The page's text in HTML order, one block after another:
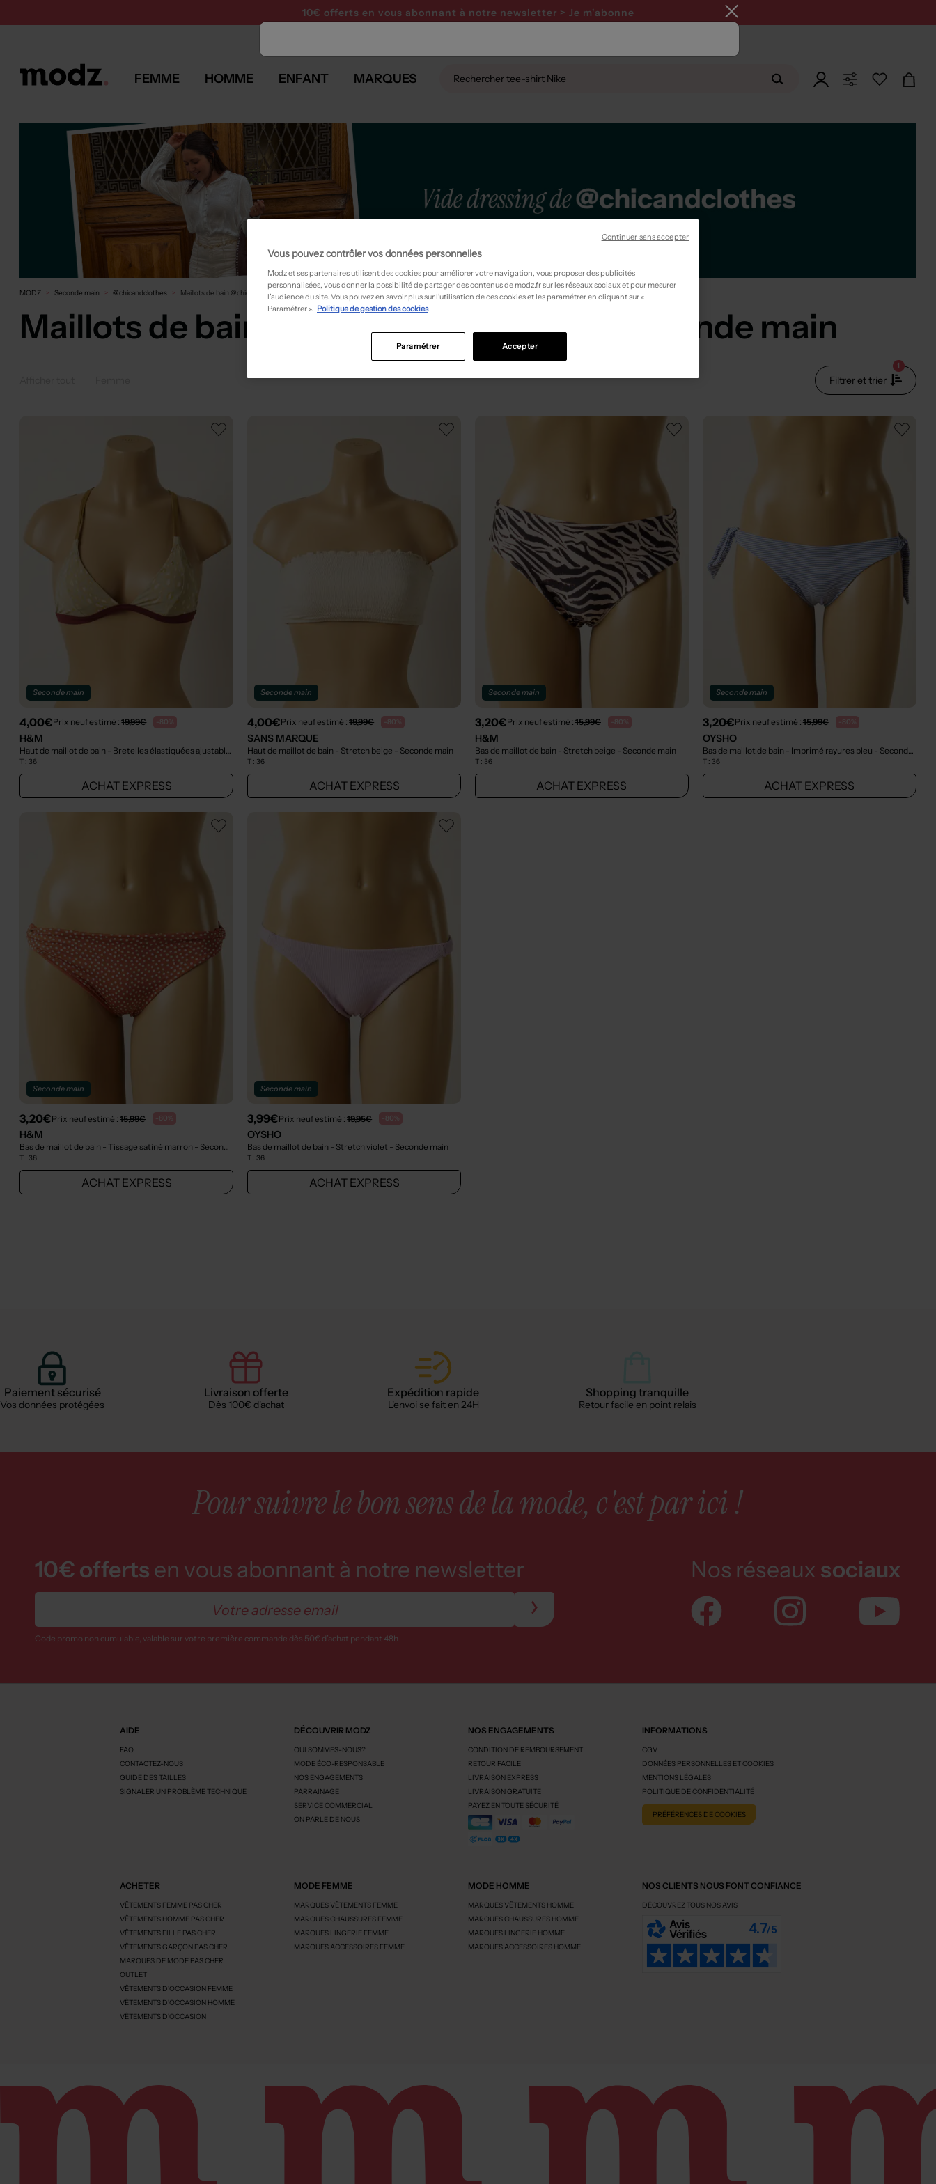
10€ offerts en vous abonnant à notre newsletter > Je m'abonne
FEMME HOMME ENFANT MARQUES
MODZ Seconde main @chicandclothes Maillots de bain @chicandclothes occasion
Maillots de bain de @chicandclothes - Seconde main
Filtrer et trier
1
Seconde main
4,00€Prix neuf estimé :19,99€ -80%
H&M
- Seconde main
T :36
ACHAT EXPRESS
Seconde main
4,00€Prix neuf estimé :19,99€ -80%
SANS MARQUE
Haut de maillot de bain - Stretch beige - Seconde main
T :36
ACHAT EXPRESS
Seconde main
3,20€Prix neuf estimé : 15,99€ -80%
H&M
Bas de maillot de bain - Stretch beige - Seconde main
T : 36
ACHAT EXPRESS
Seconde main
3,20€Prix neuf estimé : 15,99€ -80%
OYSHO
Bas de maillot de bain - Imprimé rayures bleu - Seconde main
T : 36
ACHAT EXPRESS
Seconde main
3,20€Prix neuf estimé :15,99€ -80%
H&M
Bas de maillot de bain - Tissage satiné marron - Seconde main
T :36
ACHAT EXPRESS
Seconde main
3,99€Prix neuf estimé :19,95€ -80%
OYSHO
Bas de maillot de bain - Stretch violet - Seconde main
T :36
ACHAT EXPRESS
Paiement sécurisé
Vos données protégées
Livraison offerte
Dès 100€ d'achat
Expédition rapide
L'envoi se fait en 24H
Shopping tranquille
Retour facile en point relais
Pour suivre le bon sens de la mode, c'est par ici !
10€ offerts en vous abonnant à notre newsletter
Code promo non cumulable, valable sur votre première commande dès 50€ d’achat pendant 48h
Nos réseaux sociaux
AIDE
FAQ
CONTACTEZ-NOUS
GUIDE DES TAILLES
SIGNALER UN PROBLÈME TECHNIQUE
DÉCOUVRIR MODZ
QUI SOMMES-NOUS?
MODE ÉCO-RESPONSABLE
NOS ENGAGEMENTS
PARRAINAGE
SERVICE COMMERCIAL
ON PARLE DE NOUS
NOS ENGAGEMENTS
CONDITION DE REMBOURSEMENT
RETOUR FACILE
LIVRAISON EXPRESS
LIVRAISON GRATUITE
PAYEZ EN TOUTE SÉCURITÉ
INFORMATIONS
CGV
DONNÉES PERSONNELLES ET COOKIES
MENTIONS LÉGALES
POLITIQUE DE CONFIDENTIALITÉ
PRÉFÉRENCES DE COOKIES
ACHETER
VÊTEMENTS FEMME PAS CHER
VÊTEMENTS HOMME PAS CHER
VÊTEMENTS FILLE PAS CHER
VÊTEMENTS GARÇON PAS CHER
MARQUES DE MODE PAS CHER
OUTLET
VÊTEMENTS D'OCCASION FEMME
VÊTEMENTS D'OCCASION HOMME
VÊTEMENTS D'OCCASION
MODE FEMME
MARQUES VÊTEMENTS FEMME
MARQUES CHAUSSURES FEMME
MARQUES LINGERIE FEMME
MARQUES ACCESSOIRES FEMME
MODE HOMME
MARQUES VÊTEMENTS HOMME
MARQUES CHAUSSURES HOMME
MARQUES LINGERIE HOMME
MARQUES ACCESSOIRES HOMME
NOS CLIENTS NOUS FONT CONFIANCE
DÉCOUVREZ TOUS NOS AVIS
Vous pouvez contrôler vos données personnelles
Modz et ses partenaires utilisent des cookies pour améliorer votre navigation, vous proposer des publicités
personnalisées, vous donner la possibilité de partager des contenus de modz.fr sur les réseaux sociaux et pour mesurer
l’audience du site. Vous pouvez en savoir plus sur l’utilisation de ces cookies et les paramétrer en cliquant sur «
Paramétrer ». Politique de gestion des cookies
Accepter
Paramétrer
Continuer sans accepter